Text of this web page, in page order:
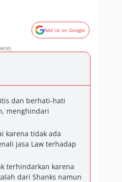
Add Us on Google
dan berhati-hati
menghindari
karena tidak ada
jasa Law terhadap
terhindarkan karena
dari Shanks namun